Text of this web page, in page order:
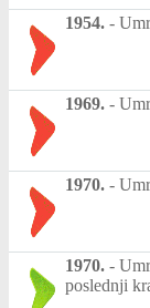
1954. -
1969. -
1970. -
1970. -
poslednji